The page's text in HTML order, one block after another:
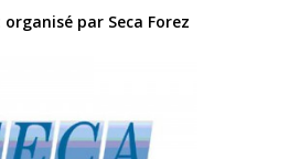
organisé par Seca Forez